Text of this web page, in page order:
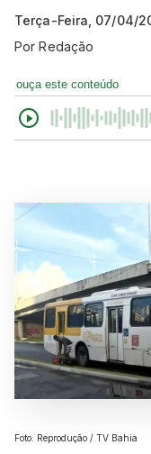
Terça-Feira, 07/04/
PorRedação
ouça este conteúdo
Foto: Reprodução / TV Bahia